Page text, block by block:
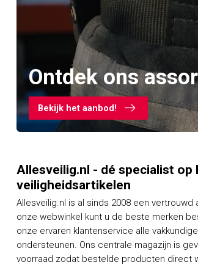
Ontdek ons
Bekijk het aanbod!
Allesveilig.nl - dé specialist op
veiligheidsartikelen
Allesveilig.nl is al sinds 2008 een
onze webwinkel kunt u de beste merken
onze ervaren klantenservice alle
ondersteunen. Ons centrale magazijn is
voorraad zodat bestelde producten direct